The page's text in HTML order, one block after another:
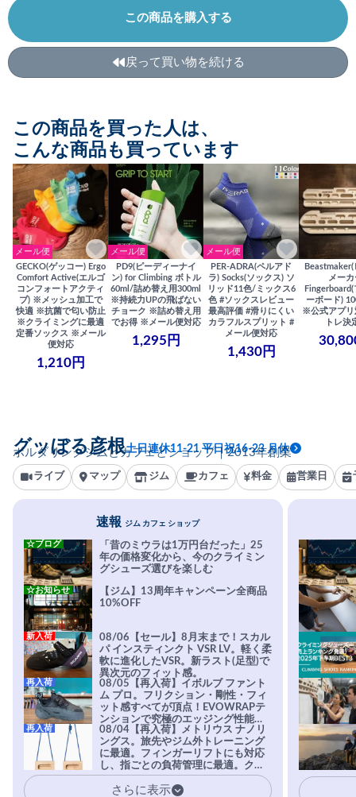
この商品を購入する
戻って買い物を続ける
この商品を買った人は、
こんな商品も買っています
メール便
GECKO(ゲッコー) Ergo
Comfort Active(エルゴ
コンフォートアクティ
ブ) ※メッシュ加工で
快適 ※抗菌で匂い防止
※クライミングに最適
定番ソックス ※メール
便対応
1,210円
メール便
PD9(ピーディーナイ
ン) for Climbing ボトル
60ml/詰め替え用300ml
※持続力UPの飛ばない
チョーク ※詰め替え用
でお得 ※メール便対応
1,295円
メール便
PER-ADRA(ペルアド
ラ) Socks(ソックス) ソ
リッド11色/ミックス6
色 #ソックスレビュー
最高評価 #滑りにくい
カラフルスプリット #
メール便対応
1,430円
メーカ
ーボード)
※公式アプ
トレ決
ボルダリングジムとカフェとショップ｜2013年創業
グッぼる彦根土日連休11-21 平日祝16-23 月休
ライブ マップ ジム カフェ 料金 営業日
速報 ジム カフェ ショップ
「昔のミウラは1万円台だった」25
年の価格変化から、今のクライミン
グシューズ選びを楽しむ
☆ブログ
【ジム】13周年キャンペーン全商品
10%OFF
☆お知らせ
08/06【セール】8月末まで！スカル
パ インスティンクト VSR LV。軽く柔
軟に進化したVSR。新ラスト(足型)で
異次元のフィット感。
新入荷
08/05【再入荷】イボルブ ファント
ム プロ。フリクション・剛性・フィ
ット感すべてが頂点！EVOWRAPテ
ンションで究極のエッジング性能を
実現。進化系ラバーEvo-74はTRAX
を凌駕する粘着力で極小ホールドに
安心感。
再入荷
08/04【再入荷】メトリウス ナノリ
ングス。旅先やジム外トレーニング
に最適。フィンガーリフトにも対応
し、指ごとの負荷管理に最適。クラ
イマーの指を本気で鍛えるギア。
再入荷
さらに表示